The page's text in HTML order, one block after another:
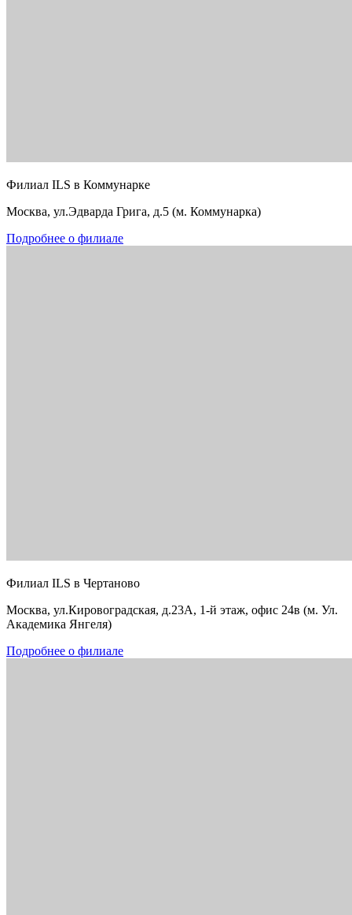
Филиал ILS в Коммунарке
Москва, ул.Эдварда Грига, д.5 (м. Коммунарка)
Подробнее о филиале
Филиал ILS в Чертаново
Москва, ул.Кировоградская, д.23А, 1-й этаж, офис 24в (м. Ул.
Академика Янгеля)
Подробнее о филиале